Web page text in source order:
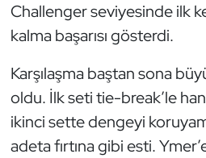
Challenger seviyesinde ilk
kalma başarısı gösterdi.
Karşılaşma baştan sona
oldu. İlk seti tie-break’le
ikinci sette dengeyi
adeta fırtına gibi esti.
Futsal
Golf